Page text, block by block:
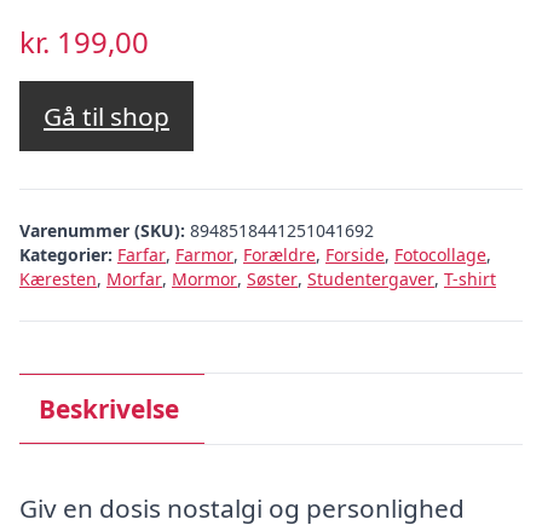
kr. 199,00
Gå til shop
Varenummer (SKU): 8948518441251041692
Kategorier: Farfar, Farmor, Forældre, Forside, Fotocollage,
Kæresten, Morfar, Mormor, Søster, Studentergaver, T-shirt
Beskrivelse
Giv en dosis nostalgi og personlighed